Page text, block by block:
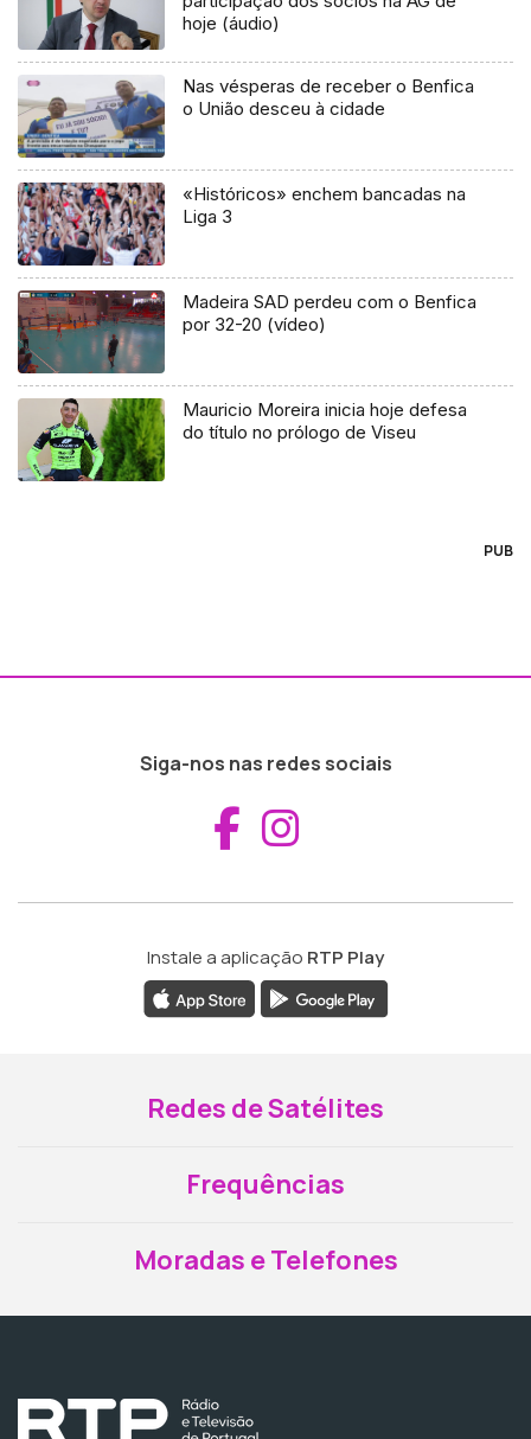
hoje (áudio)
Nas vésperas de receber o Benfica
o União desceu à cidade
«Históricos» enchem bancadas na
Liga 3
Madeira SAD perdeu com o Benfica
por 32-20 (vídeo)
Mauricio Moreira inicia hoje defesa
do título no prólogo de Viseu
PUB
Siga-nos nas redes sociais
Aceder ao
Instale a aplicação RTP Play
Redes de Satélites
Frequências
Moradas e Telefones